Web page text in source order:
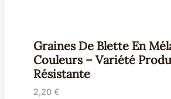
Graines De Blette En
Couleurs – Variété
Résistante
2,20 €